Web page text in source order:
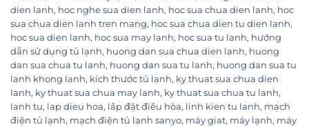
dien lanh, hoc nghe sua dien lanh, hoc sua chua dien lanh, hoc
sua chua dien lanh tren mang, hoc sua chua dien tu dien lanh,
hoc sua dien lanh, hoc sua may lanh, hoc sua tu lanh, hướng
dẫn sử dụng tủ lạnh, huong dan sua chua dien lanh, huong
dan sua chua tu lanh, huong dan sua tu lanh, huong dan sua tu
lanh khong lanh, kích thước tủ lạnh, ky thuat sua chua dien
lanh, ky thuat sua chua may lanh, ky thuat sua chua tu lanh,
lanh tu, lap dieu hoa, lắp đặt điều hòa, linh kien tu lanh, mạch
điện tủ lạnh, mạch điện tủ lạnh sanyo, máy giat, máy lạnh, máy